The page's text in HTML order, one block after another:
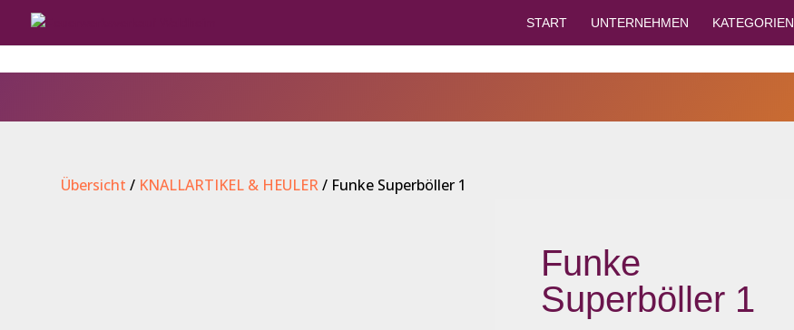
START UNTERNEHMEN KATEGORIEN
Übersicht / KNALLARTIKEL & HEULER/ Funke Superböller 1
Funke
Superböller 1